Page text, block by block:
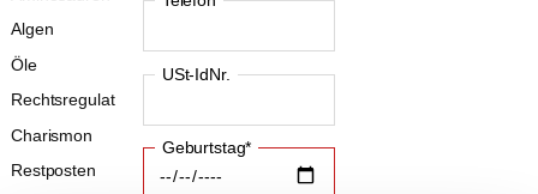
USt-IdNr.
Geburtstag*
Algen
Öle
Rechtsregulat
Charismon
Restposten